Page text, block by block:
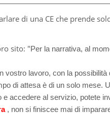
di una CE che prende
sito: "Per la narrativa, al
vostro lavoro, con la
di attesa è di un solo mese.
accedere al servizio, potete
, non si finiscee mai di